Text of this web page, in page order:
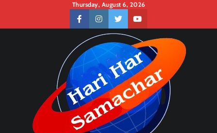
content
Thursday, August 6, 2026
facebookinstagramtwitteryoutube